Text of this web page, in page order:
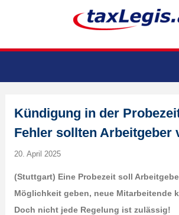
Kündigung in der
Fehler sollten Arbeitgeber
20. April 2025
(Stuttgart) Eine Probezeit soll
Möglichkeit geben, neue Mitarbeitende
Doch nicht jede Regelung ist zulässig!